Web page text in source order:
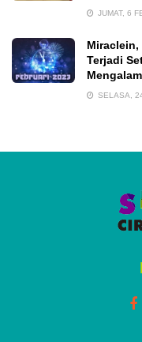
JUMAT, 6
Miraclein,
Terjadi
SELASA,